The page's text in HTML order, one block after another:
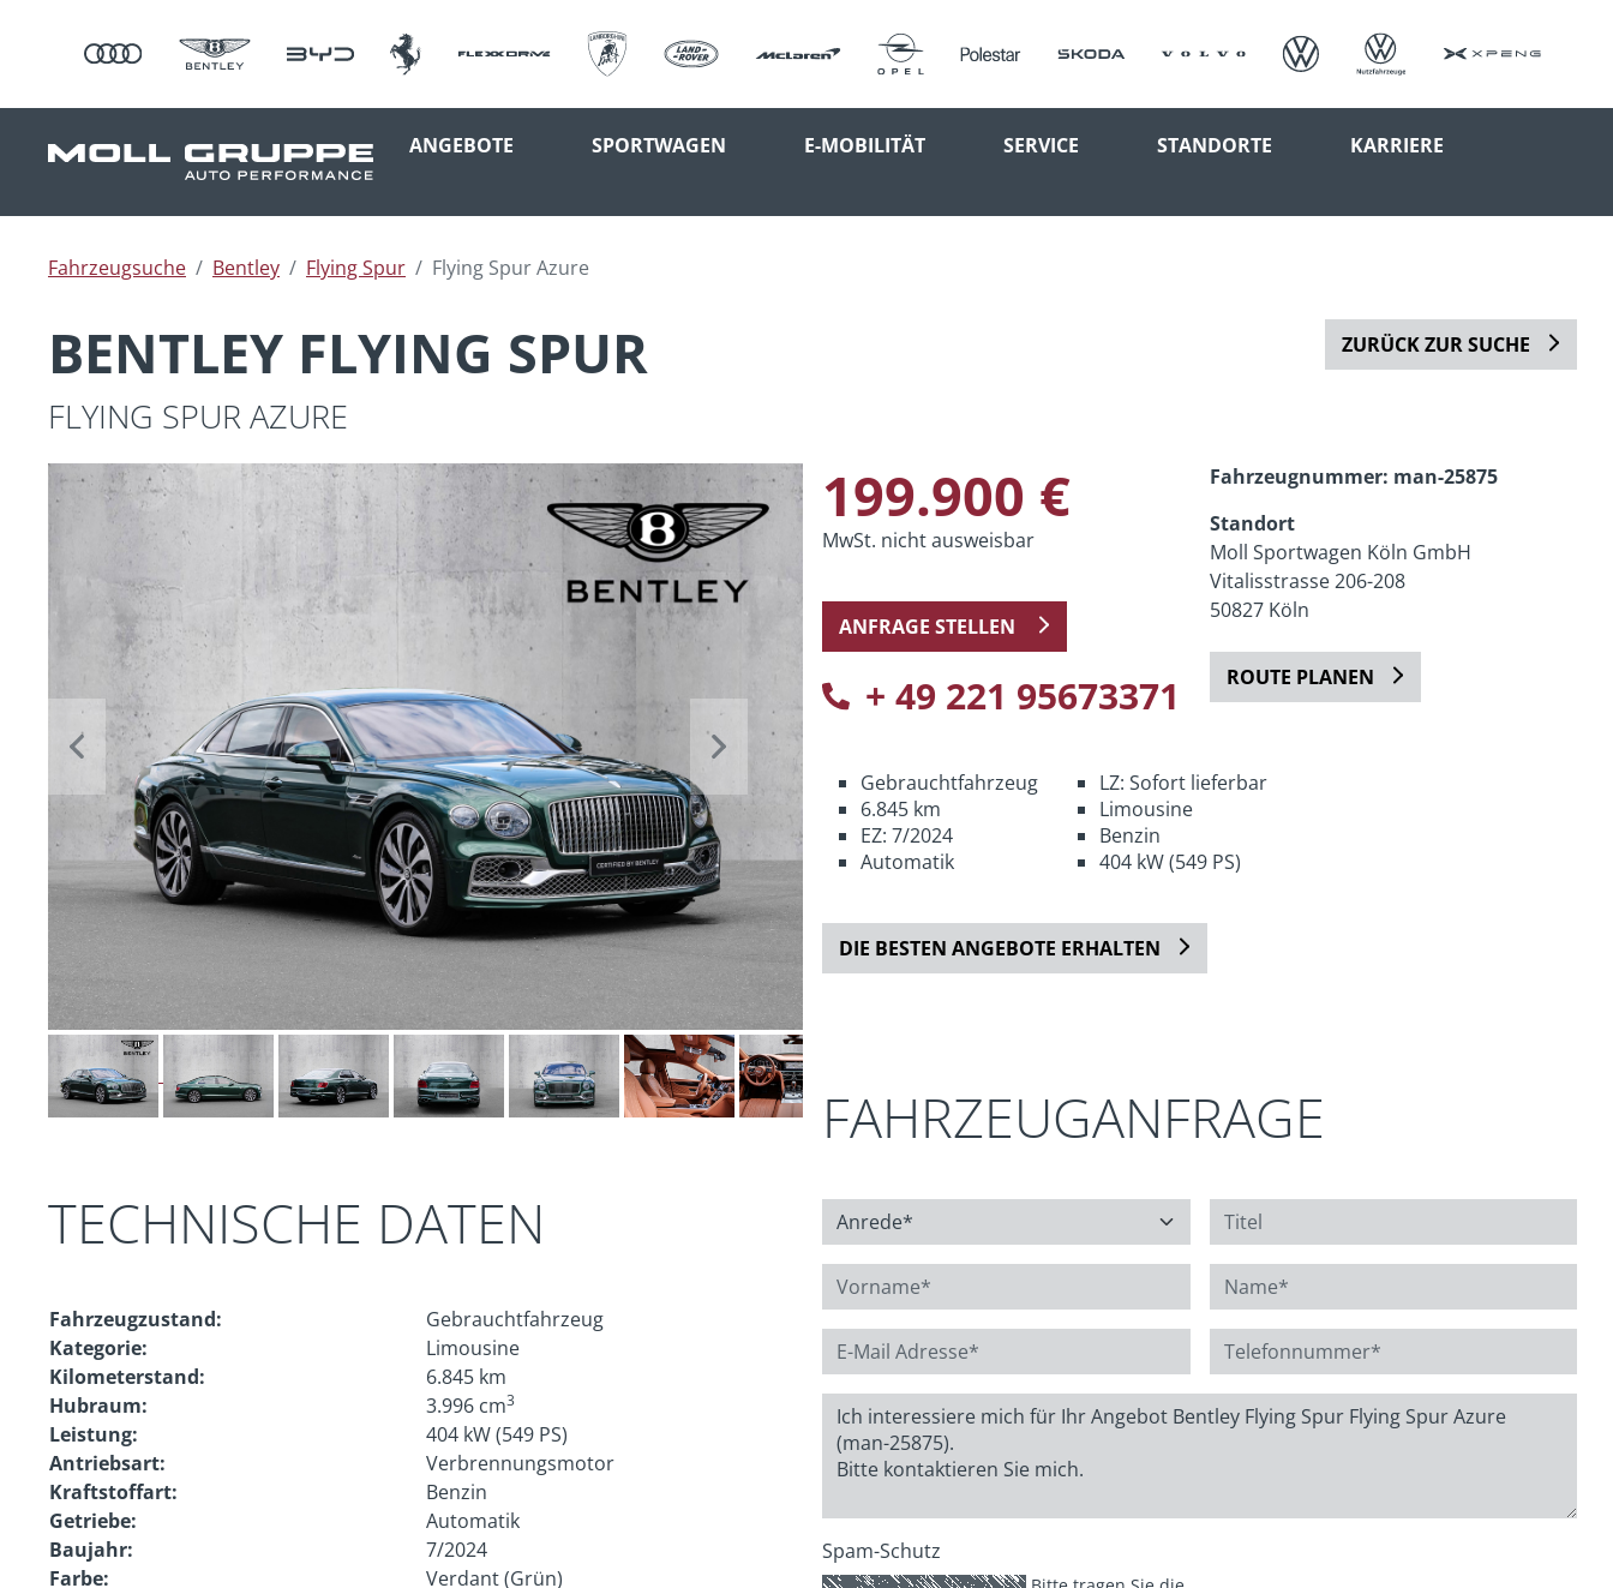
ANGEBOTE SPORTWAGEN E-MOBILITÄT SERVICE STANDORTE KARRIERE
Fahrzeugsuche Bentley Flying Spur Flying Spur Azure
BENTLEY FLYING SPUR
FLYING SPUR AZURE
ZURÜCK ZUR SUCHE
Previous Next
TECHNISCHE DATEN
Fahrzeugzustand:
Gebrauchtfahrzeug
Kategorie:
Limousine
Kilometerstand:
6.845 km
Hubraum:
3.996 cm3
Leistung:
404 kW (549 PS)
Antriebsart:
Verbrennungsmotor
Kraftstoffart:
Benzin
Getriebe:
Automatik
Baujahr:
7/2024
Farbe:
Verdant (Grün)
199.900 €
MwSt. nicht ausweisbar
ANFRAGE STELLEN
+ 49 221 95673371
Gebrauchtfahrzeug
6.845 km
EZ: 7/2024
Automatik
LZ: Sofort lieferbar
Limousine
Benzin
404 kW (549 PS)
DIE BESTEN ANGEBOTE ERHALTEN
Fahrzeugnummer: man-25875
Standort
Moll Sportwagen Köln GmbH
Vitalisstrasse 206-208
50827 Köln
ROUTE PLANEN
FAHRZEUGANFRAGE
Spam-Schutz